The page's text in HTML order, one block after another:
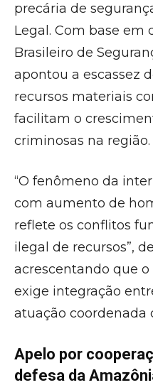
precária de
Legal. Com base em
Brasileiro de
apontou a escassez
recursos materiais
facilitam o
criminosas na região.
“O fenômeno da
com aumento de
reflete os conflitos
ilegal de recursos”,
acrescentando que
exige integração
atuação coordenada
Apelo por
defesa da